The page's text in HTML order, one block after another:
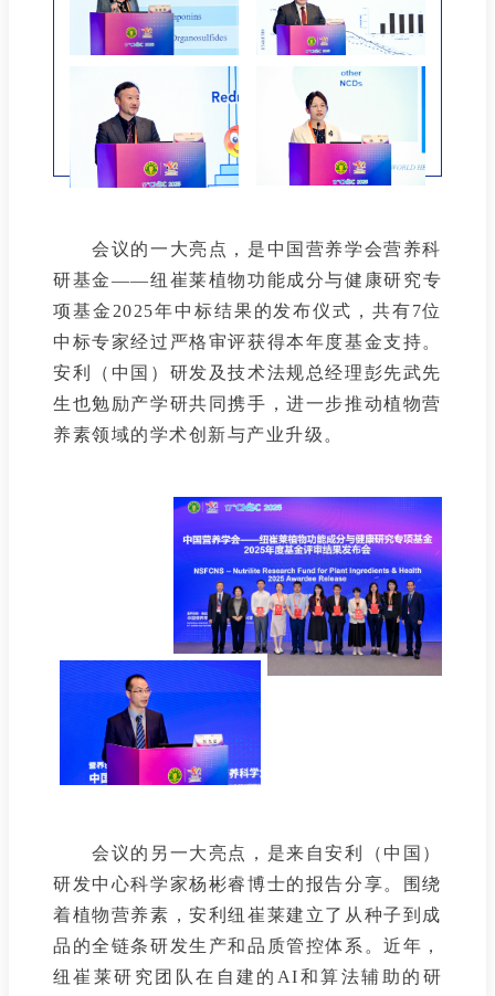
会议的一大亮点，是中国营养学会营养科
研基金——纽崔莱植物功能成分与健康研究专
项基金2025年中标结果的发布仪式，共有7位
中标专家经过严格审评获得本年度基金支持。
安利（中国）研发及技术法规总经理彭先武先
生也勉励产学研共同携手，进一步推动植物营
养素领域的学术创新与产业升级。
会议的另一大亮点，是来自安利（中国）
研发中心科学家杨彬睿博士的报告分享。围绕
着植物营养素，安利纽崔莱建立了从种子到成
品的全链条研发生产和品质管控体系。近年，
纽崔莱研究团队在自建的AI和算法辅助的研